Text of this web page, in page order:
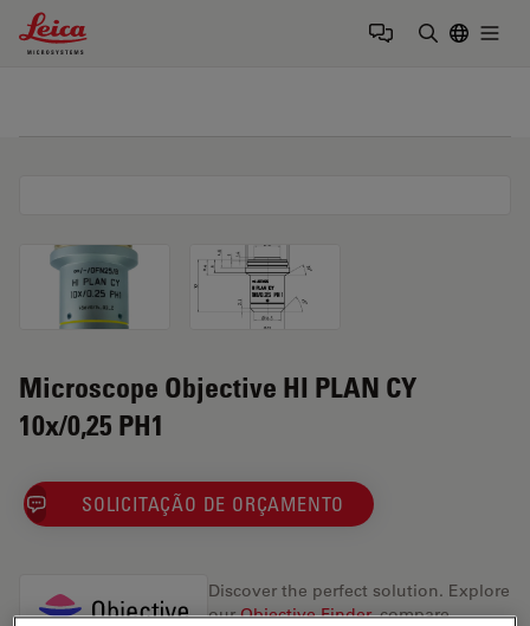
Leica Microsystems Logo
Microscope Objective HI PLAN CY
10x/0,25 PH1
SOLICITAÇÃO DE ORÇAMENTO
Discover the perfect solution. Explore
ourObjective Finder, compare